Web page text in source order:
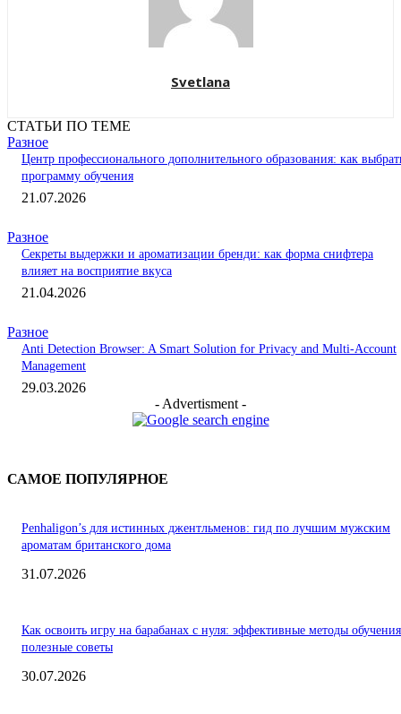
Svetlana
СТАТЬИ ПО ТЕМЕ
Разное
Центр профессионального дополнительного образования: как
программу обучения
21.07.2026
Разное
Секреты выдержки и ароматизации бренди: как форма снифтера
влияет на восприятие вкуса
21.04.2026
Разное
Anti Detection Browser: A Smart Solution for Privacy and Multi-Account
Management
29.03.2026
- Advertisment -
САМОЕ ПОПУЛЯРНОЕ
Penhaligon’s для истинных джентльменов: гид по лучшим мужским
ароматам британского дома
31.07.2026
Как освоить игру на барабанах с нуля: эффективные методы
полезные советы
30.07.2026